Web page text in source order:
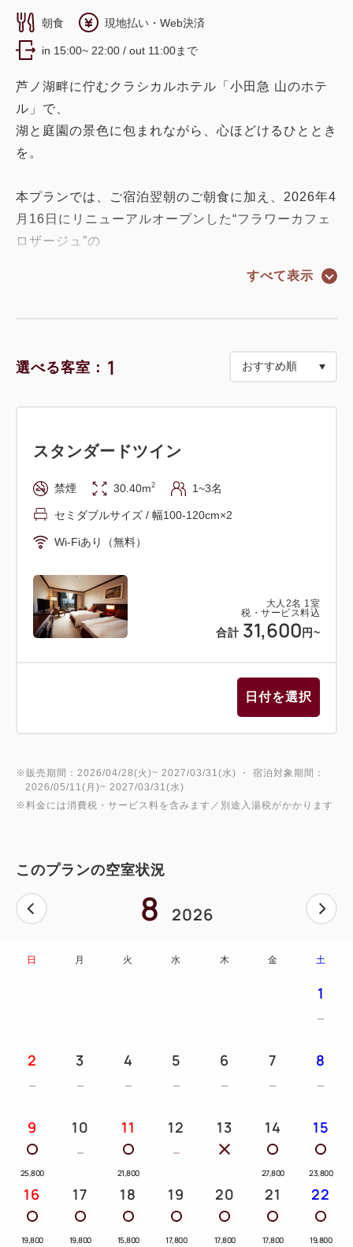
朝食 現地払い・Web決済
in 15:00~ 22:00 / out 11:00まで
芦ノ湖畔に佇むクラシカルホテル「小田急 山のホテ
ル」で、
湖と庭園の景色に包まれながら、心ほどけるひととき
を。
本プランでは、ご宿泊翌朝のご朝食に加え、2026年4
月16日にリニューアルオープンした“フラワーカフェ
ロザージュ”の
ドスイーツを味わうひととき。滞在中のお好きなタイ
ミングで、ゆったりとしたカフェ時間をお過ごしくだ
■ご朝食■（ご出発日の利用）
レストランにて、
ー（洋朝食）」
・または「和朝食」
のいずれかをお選びいただけます。
【場所】洋食レストラン「ヴェル・ボワ」／日本料理
レストラン「つつじの茶屋」
その日の気分に合わせてお越しください。
ミルサンド＆ドリンク■（ご宿泊日またはご出発日の
利用可）
なお、“フラワーカフェ ロザージュ”で提供するミルサ
ンドおよびドリンクは、アレルギーや食事制限への個
別対応は承っておりません。あらかじめご了承くださ
※滞在中、営業時間内のお好きな時間にお立ち寄りい
■温泉■
自家源泉の天然温泉「つつじの湯」は、アルカリ性単
純温泉。
豊富な湯量を活かし、加水なしでお楽しみいただけ
る“美肌の湯”です。
大浴場・露天風呂で、ゆったりと身体を癒してくださ
すべて表示
選べる客室： 1
大人 2名 1室
税・サービス料込
合計 31,600 円~
スタンダードツイン
禁煙 30.40m2 1~3名
セミダブルサイズ / 幅100-120cm×2
Wi-Fiあり（無料）
日付を選択
※販売期間：2026/04/28(火)~ 2027/03/31(水) ・ 宿泊対象期間：
2026/05/11(月)~ 2027/03/31(水)
※料金には消費税・サービス料を含みます／別途入湯税がかかります
このプランの空室状況
8 2026
日 月 火 水 木 金 土
1
2 3 4 5 6 7 8
9
25,800
10 11
21,800
12 13 14
27,800
15
23,800
16
19,800
17
19,800
18
15,800
19
17,800
20
17,800
21
17,800
22
19,800